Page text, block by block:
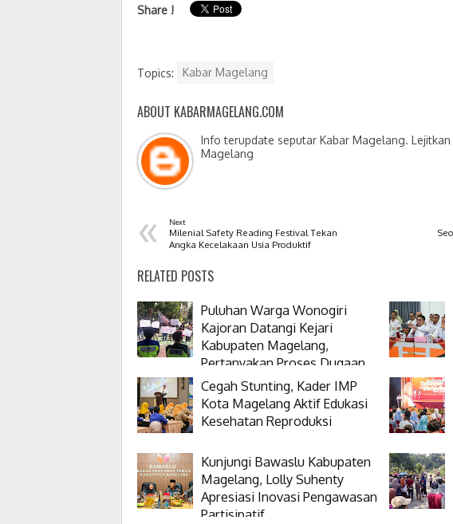
Share !
Topics: Kabar Magelang
ABOUT KABARMAGELANG.COM
Info terupdate seputar Kabar Magelang.
Magelang
« Next
Milenial Safety Reading Festival Tekan
Angka Kecelakaan Usia Produktif
RELATED POSTS
Puluhan Warga Wonogiri
Kajoran Datangi Kejari
Kabupaten Magelang,
Pertanyakan Proses Dugaan
Korupsi Kepala Desanya
Cegah Stunting, Kader IMP
Kota Magelang Aktif Edukasi
Kesehatan Reproduksi
Kunjungi Bawaslu Kabupaten
Magelang, Lolly Suhenty
Apresiasi Inovasi Pengawasan
Partisipatif